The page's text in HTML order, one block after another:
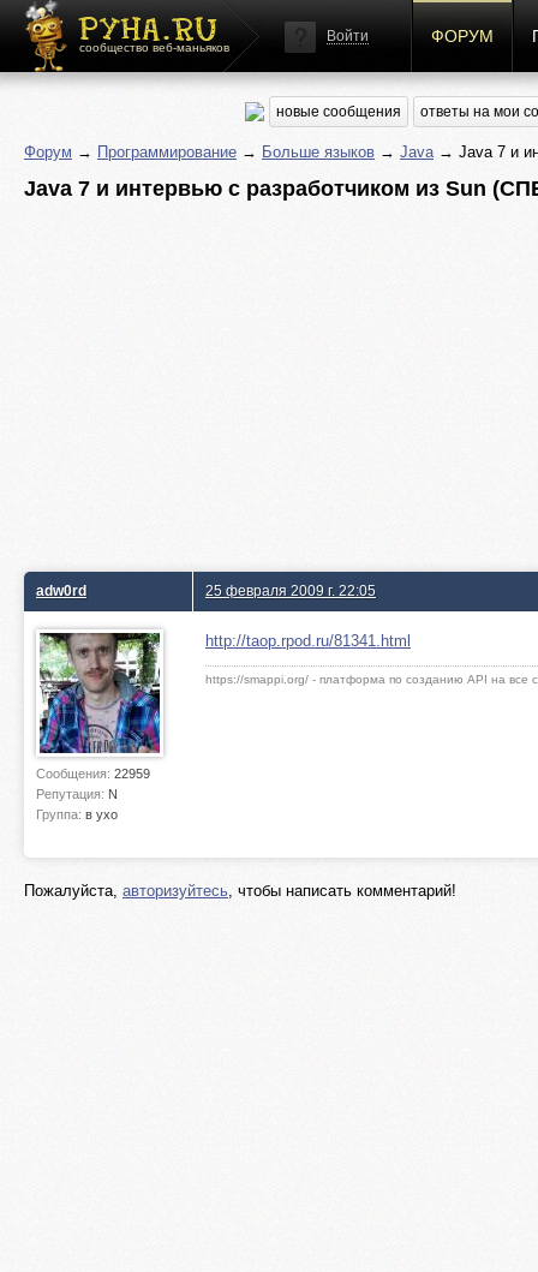
сообщество веб-маньяков
Войти ФОРУМ
новые сообщения ответы на мои
Форум → Программирование → Больше языков → Java→ Java 7 и
Java 7 и интервью с разработчиком из Sun
adw0rd
Сообщения: 22959
Репутация: N
Группа: в ухо
25 февраля 2009 г. 22:05
http://taop.rpod.ru/81341.html
https://smappi.org/ - платформа по созданию API на все
Пожалуйста, авторизуйтесь, чтобы написать комментарий!